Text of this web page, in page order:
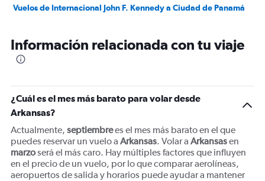
Vuelos de Internacional John F. Kennedy a Ciudad de Panamá
Vuelos de Boston a Santo Domingo
Vuelos de Miami a Managua
Vuelos de Internacional John F. Kennedy a Bogotá
Vuelos de Miami a Lima
Vuelos de Miami a San Salvador
Información relacionada con tu viaje
¿Cuál es el mes más barato para volar desde
Arkansas?
Actualmente, septiembrees el mes más barato en el que
puedes reservar un vuelo a Arkansas. Volar a Arkansasen
marzoserá el más caro. Hay múltiples factores que influyen
en el precio de un vuelo, por lo que comparar aerolíneas,
aeropuertos de salida y horarios puede ayudar a mantener